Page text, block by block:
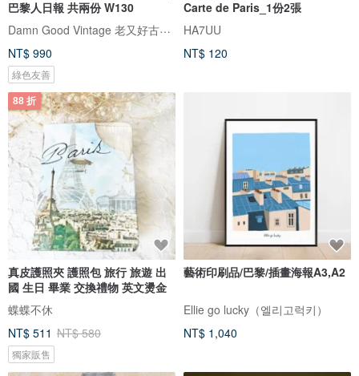
巴黎人日報 共兩份 W130
Damn Good Vintage 老又好古董珠寶
NT$ 990
綠色友善
Carte de Paris_1份2張
HA7UU
NT$ 120
88 折
真皮護照夾 護照包 旅行 旅遊 出
國 生日 畢業 交換禮物 英文燙金
蝶蝶不休
NT$ 511 NT$ 580
獨家販售
藝術印刷品/巴黎/插畫海報A3,A2
Ellie go lucky（엘리고럭키）
NT$ 1,040